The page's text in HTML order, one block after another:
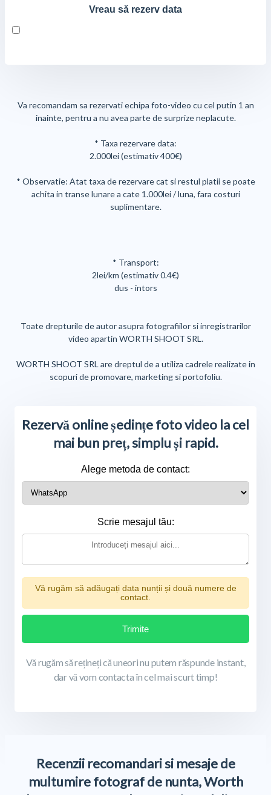
Vreau să rezerv data
Va recomandam sa rezervati echipa foto-video cu cel putin 1 an
inainte, pentru a nu avea parte de surprize neplacute.
* Taxa rezervare data:
2.000lei (estimativ 400€)
* Observatie: Atat taxa de rezervare cat si restul platii se poate
achita in transe lunare a cate 1.000lei / luna, fara costuri
suplimentare.
* Transport:
2lei/km (estimativ 0.4€)
dus - intors
Toate drepturile de autor asupra fotografiilor si inregistrarilor
video apartin WORTH SHOOT SRL.
WORTH SHOOT SRL are dreptul de a utiliza cadrele realizate in
scopuri de promovare, marketing si portofoliu.
Rezervă online ședințe foto video la cel
mai bun preț, simplu și rapid.
Alege metoda de contact:
Scrie mesajul tău:
Vă rugăm să adăugați data nunții și două numere de
contact.
Trimite
Vă rugăm să rețineți că uneori nu putem răspunde instant,
dar vă vom contacta în cel mai scurt timp!
Recenzii recomandari si mesaje de
multumire fotograf de nunta, Worth